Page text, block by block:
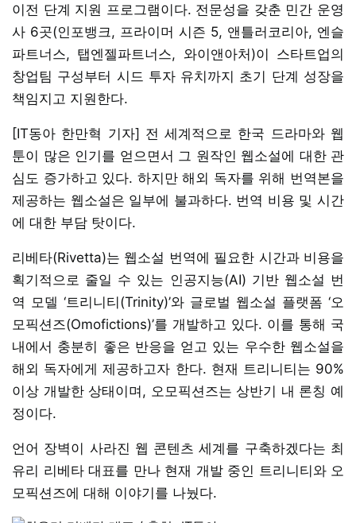
이전 단계 지원 프로그램이다. 전문성을 갖춘 민간 운영
사 6곳(인포뱅크, 프라이머 시즌 5, 앤틀러코리아, 엔슬
파트너스, 탭엔젤파트너스, 와이앤아처)이 스타트업의
창업팀 구성부터 시드 투자 유치까지 초기 단계 성장을
책임지고 지원한다.
[IT동아 한만혁 기자] 전 세계적으로 한국 드라마와 웹
툰이 많은 인기를 얻으면서 그 원작인 웹소설에 대한 관
심도 증가하고 있다. 하지만 해외 독자를 위해 번역본을
제공하는 웹소설은 일부에 불과하다. 번역 비용 및 시간
에 대한 부담 탓이다.
리베타(Rivetta)는 웹소설 번역에 필요한 시간과 비용을
획기적으로 줄일 수 있는 인공지능(AI) 기반 웹소설 번
역 모델 ‘트리니티(Trinity)’와 글로벌 웹소설 플랫폼 ‘오
모픽션즈(Omofictions)’를 개발하고 있다. 이를 통해 국
내에서 충분히 좋은 반응을 얻고 있는 우수한 웹소설을
해외 독자에게 제공하고자 한다. 현재 트리니티는 90%
이상 개발한 상태이며, 오모픽션즈는 상반기 내 론칭 예
정이다.
언어 장벽이 사라진 웹 콘텐츠 세계를 구축하겠다는 최
유리 리베타 대표를 만나 현재 개발 중인 트리니티와 오
모픽션즈에 대해 이야기를 나눴다.